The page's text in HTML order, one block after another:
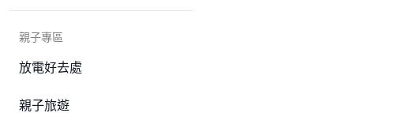
親子專區
放電好去處
親子旅遊